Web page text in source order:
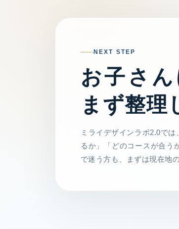
NEXT STEP
お子さん
まず整理
ミライデザインラボ2.0で
るか」「どのコースが合う
で迷う方も、まずは現在地